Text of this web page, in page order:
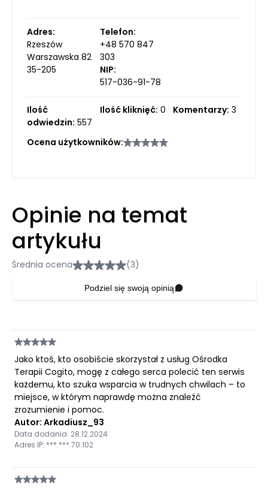
Adres:
Rzeszów
Warszawska 82
35-205
Telefon:
+48 570 847
303
NIP:
517-036-91-78
Ilość
odwiedzin: 557
Ilość kliknięć: 0 Komentarzy: 3
Ocena użytkowników:
Opinie na temat
artykułu
Średnia ocena (3)
Podziel się swoją opinią
Jako ktoś, kto osobiście skorzystał z usług Ośrodka
Terapii Cogito, mogę z całego serca polecić ten serwis
każdemu, kto szuka wsparcia w trudnych chwilach – to
miejsce, w którym naprawdę można znaleźć
zrozumienie i pomoc.
Autor: Arkadiusz_93
Data dodania: 28.12.2024
Adres IP: ***.***.70.102